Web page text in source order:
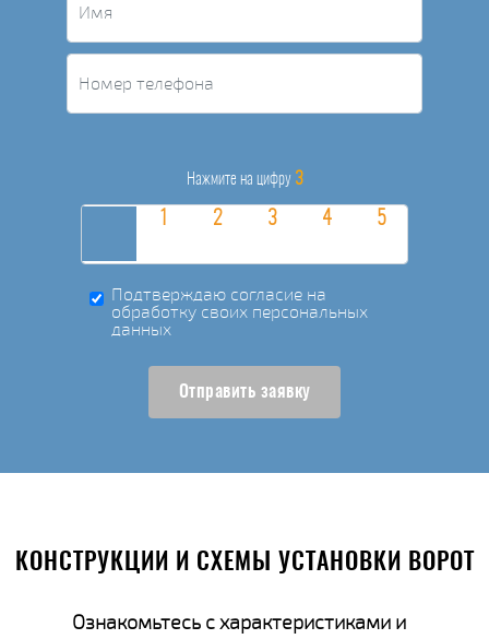
Нажмите на цифру 3
Подтверждаю согласие на
обработку своих персональных
данных
Отправить заявку
КОНСТРУКЦИИ И СХЕМЫ УСТАНОВКИ ВОРОТ
Ознакомьтесь с характеристиками и